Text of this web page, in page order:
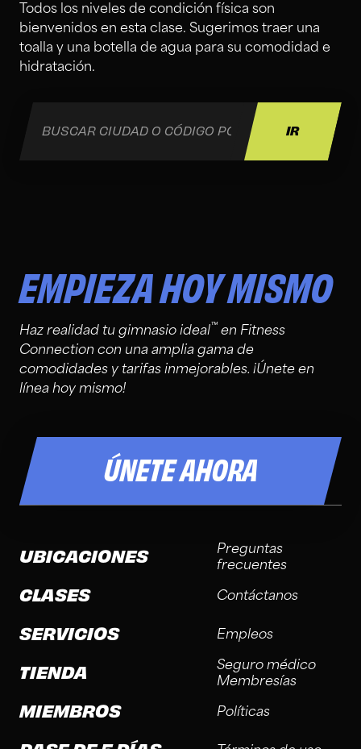
Todos los niveles de condición física son
bienvenidos en esta clase. Sugerimos traer una
toalla y una botella de agua para su comodidad e
hidratación.
EMPIEZA HOY MISMO
Haz realidad tu gimnasio ideal™ en Fitness
Connection con una amplia gama de
comodidades y tarifas inmejorables. ¡Únete en
línea hoy mismo!
ÚNETE AHORA
UBICACIONES
CLASES
SERVICIOS
TIENDA
MIEMBROS
Preguntas
frecuentes
Contáctanos
Empleos
Seguro médico
Membresías
Políticas